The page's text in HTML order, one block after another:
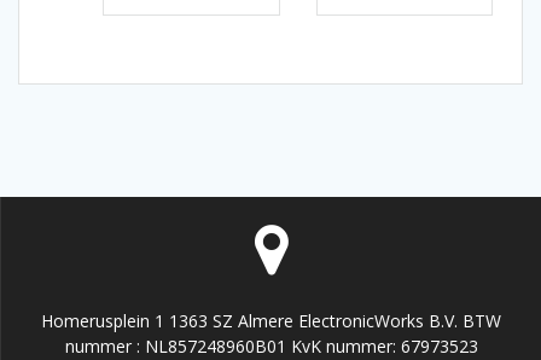
Homerusplein 1 1363 SZ Almere ElectronicWorks B.V. BTW
nummer : NL857248960B01 KvK nummer: 67973523